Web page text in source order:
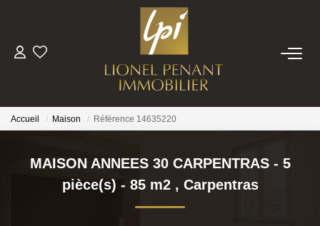
VENTES
PRESTIGE
BIENS VENDUS
Accueil Maison Référence 14635220
MAISON ANNEES 30 CARPENTRAS - 5
pièce(s) - 85 m2 , Carpentras